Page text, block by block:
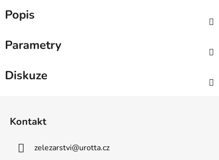
Popis
Parametry
Diskuze
Kontakt
zelezarstvi@urotta.cz